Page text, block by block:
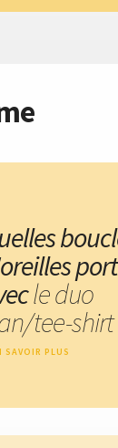
le duo
tee-shirt
SAVOIR PLUS